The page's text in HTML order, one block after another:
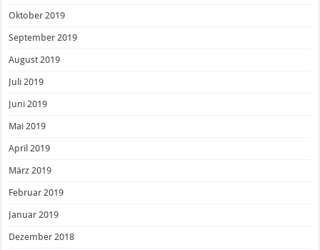
Oktober 2019
September 2019
August 2019
Juli 2019
Juni 2019
Mai 2019
April 2019
März 2019
Februar 2019
Januar 2019
Dezember 2018